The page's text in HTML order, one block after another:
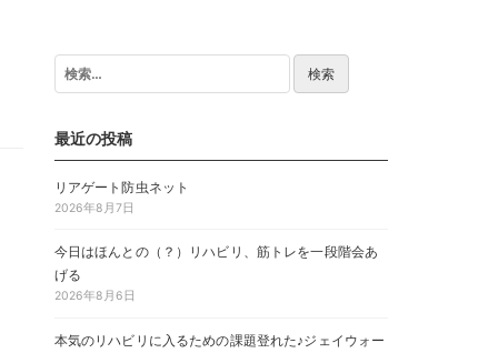
索:
最近の投稿
リアゲート防虫ネット
2026年8月7日
今日はほんとの（？）リハビリ、筋トレを一段階会あ
げる
2026年8月6日
本気のリハビリに入るための課題登れた♪ジェイウォー